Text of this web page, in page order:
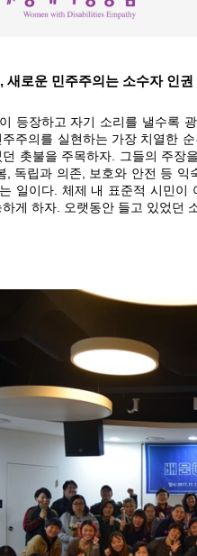
새로운 민주주의는 소수자 인
등장하고 자기 소리를 낼수록
주주의를 실현하는 가장 치열한
던 촛불을 주목하자. 그들의 주장
, 독립과 의존, 보호와 안전 등 익
일이다. 체제 내 표준적 시민이
게 하자. 오랫동안 들고 있었던